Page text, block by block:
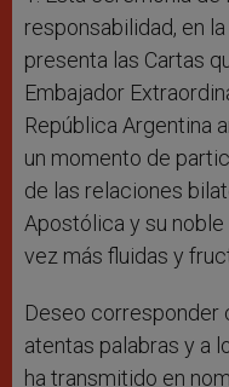
responsabilidad, en
presenta las Cartas
Embajador
República Argentina
un momento de
de las relaciones
Apostólica y su
vez más fluidas y
Deseo corresponder
atentas palabras y a
ha transmitido en